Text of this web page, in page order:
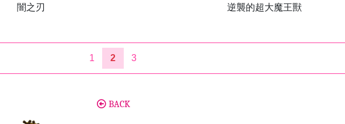
闇之刃 逆襲的超大魔王獸
1 2 3
BACK